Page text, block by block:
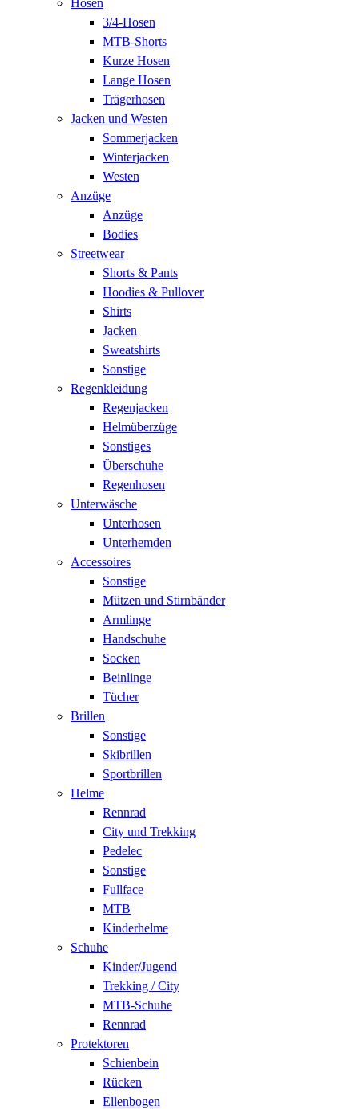
3/4-Hosen
MTB-Shorts
Kurze Hosen
Lange Hosen
Trägerhosen
Jacken und Westen
Sommerjacken
Winterjacken
Westen
Anzüge
Anzüge
Bodies
Streetwear
Shorts & Pants
Hoodies & Pullover
Shirts
Jacken
Sweatshirts
Sonstige
Regenkleidung
Regenjacken
Helmüberzüge
Sonstiges
Überschuhe
Regenhosen
Unterwäsche
Unterhosen
Unterhemden
Accessoires
Sonstige
Mützen und Stirnbänder
Armlinge
Handschuhe
Socken
Beinlinge
Tücher
Brillen
Sonstige
Skibrillen
Sportbrillen
Helme
Rennrad
City und Trekking
Pedelec
Sonstige
Fullface
MTB
Kinderhelme
Schuhe
Kinder/Jugend
Trekking / City
MTB-Schuhe
Rennrad
Protektoren
Schienbein
Rücken
Ellenbogen